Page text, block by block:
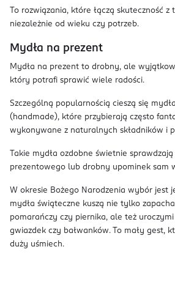
To rozwiązania, które łączą skuteczność z
niezależnie od wieku czy potrzeb.
Mydła na prezent
Mydła na prezent to drobny, ale
który potrafi sprawić wiele radości.
Szczególną popularnością cieszą się
(handmade), które przybierają często
wykonywane z naturalnych składników i
Takie mydła ozdobne świetnie
prezentowego lub drobny upominek sam
W okresie Bożego Narodzenia wybór jest
mydła świąteczne kuszą nie tylko
pomarańczy czy piernika, ale też
gwiazdek czy bałwanków. To mały gest,
duży uśmiech.